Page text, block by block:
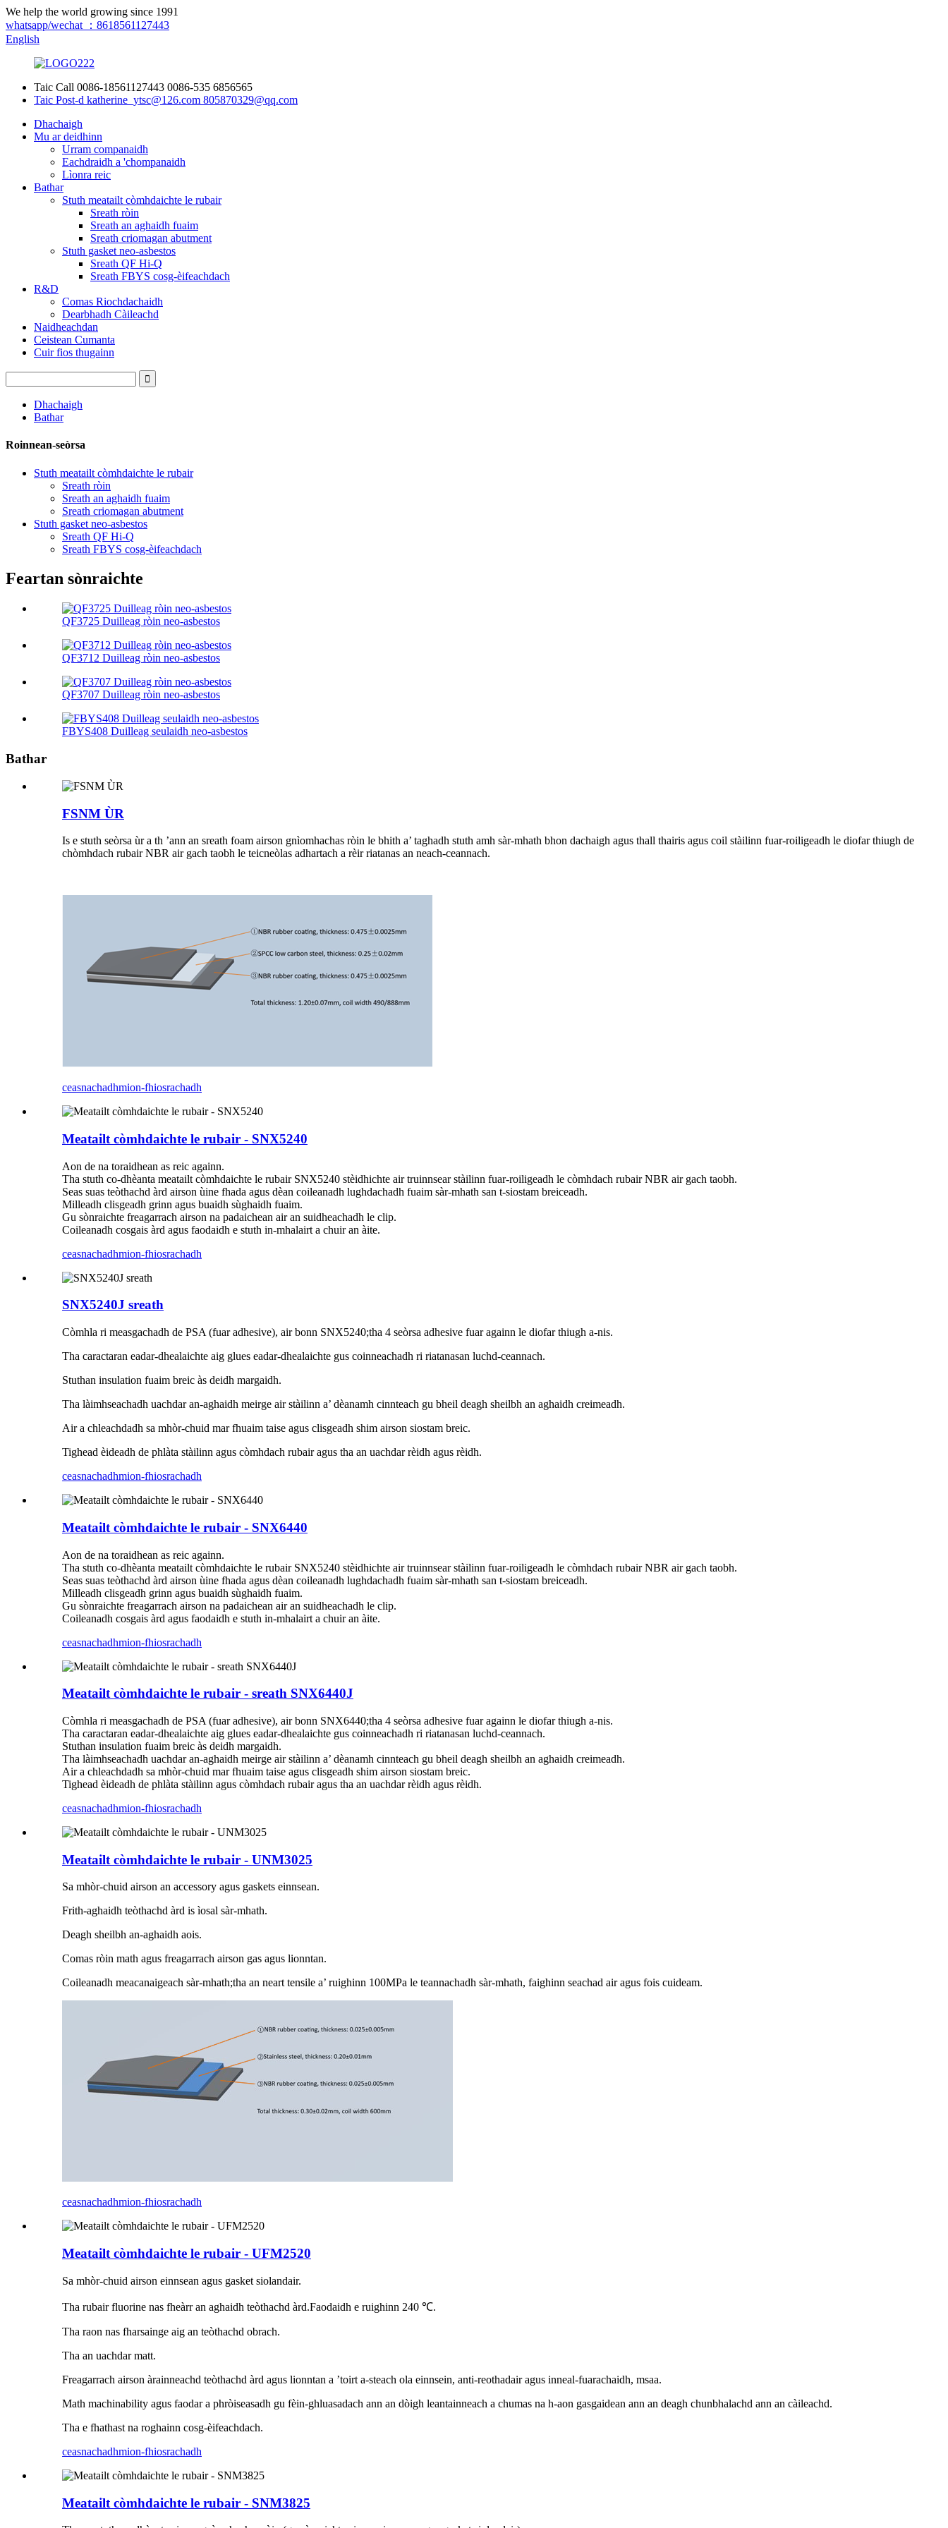
We help the world growing since 1991
whatsapp/wechat ：8618561127443
English
Taic Call 0086-18561127443 0086-535 6856565
Taic Post-d katherine_ytsc@126.com 805870329@qq.com
Dhachaigh
Mu ar deidhinn
Urram companaidh
Eachdraidh a 'chompanaidh
Lìonra reic
Bathar
Stuth meatailt còmhdaichte le rubair
Sreath ròin
Sreath an aghaidh fuaim
Sreath criomagan abutment
Stuth gasket neo-asbestos
Sreath QF Hi-Q
Sreath FBYS cosg-èifeachdach
R&D
Comas Riochdachaidh
Dearbhadh Càileachd
Naidheachdan
Ceistean Cumanta
Cuir fios thugainn
Dhachaigh
Bathar
Roinnean-seòrsa
Stuth meatailt còmhdaichte le rubair
Sreath ròin
Sreath an aghaidh fuaim
Sreath criomagan abutment
Stuth gasket neo-asbestos
Sreath QF Hi-Q
Sreath FBYS cosg-èifeachdach
Feartan sònraichte
QF3725 Duilleag ròin neo-asbestos
QF3712 Duilleag ròin neo-asbestos
QF3707 Duilleag ròin neo-asbestos
FBYS408 Duilleag seulaidh neo-asbestos
Bathar
FSNM ÙR
Is e stuth seòrsa ùr a th ’ann an sreath foam airson gnìomhachas ròin le bhith a’ taghadh stuth amh sàr-mhath bhon dachaigh agus thall thairis agus coil stàilinn fuar-roiligeadh le diofar thiugh de
chòmhdach rubair NBR air gach taobh le teicneòlas adhartach a rèir riatanas an neach-ceannach.
ceasnachadhmion-fhiosrachadh
Meatailt còmhdaichte le rubair - SNX5240
Aon de na toraidhean as reic againn.
Tha stuth co-dhèanta meatailt còmhdaichte le rubair SNX5240 stèidhichte air truinnsear stàilinn fuar-roiligeadh le còmhdach rubair NBR air gach taobh.
Seas suas teòthachd àrd airson ùine fhada agus dèan coileanadh lughdachadh fuaim sàr-mhath san t-siostam breiceadh.
Milleadh clisgeadh grinn agus buaidh sùghaidh fuaim.
Gu sònraichte freagarrach airson na padaichean air an suidheachadh le clip.
Coileanadh cosgais àrd agus faodaidh e stuth in-mhalairt a chuir an àite.
ceasnachadhmion-fhiosrachadh
SNX5240J sreath
Còmhla ri measgachadh de PSA (fuar adhesive), air bonn SNX5240;tha 4 seòrsa adhesive fuar againn le diofar thiugh a-nis.
Tha caractaran eadar-dhealaichte aig glues eadar-dhealaichte gus coinneachadh ri riatanasan luchd-ceannach.
Stuthan insulation fuaim breic às deidh margaidh.
Tha làimhseachadh uachdar an-aghaidh meirge air stàilinn a’ dèanamh cinnteach gu bheil deagh sheilbh an aghaidh creimeadh.
Air a chleachdadh sa mhòr-chuid mar fhuaim taise agus clisgeadh shim airson siostam breic.
Tighead èideadh de phlàta stàilinn agus còmhdach rubair agus tha an uachdar rèidh agus rèidh.
ceasnachadhmion-fhiosrachadh
Meatailt còmhdaichte le rubair - SNX6440
Aon de na toraidhean as reic againn.
Tha stuth co-dhèanta meatailt còmhdaichte le rubair SNX5240 stèidhichte air truinnsear stàilinn fuar-roiligeadh le còmhdach rubair NBR air gach taobh.
Seas suas teòthachd àrd airson ùine fhada agus dèan coileanadh lughdachadh fuaim sàr-mhath san t-siostam breiceadh.
Milleadh clisgeadh grinn agus buaidh sùghaidh fuaim.
Gu sònraichte freagarrach airson na padaichean air an suidheachadh le clip.
Coileanadh cosgais àrd agus faodaidh e stuth in-mhalairt a chuir an àite.
ceasnachadhmion-fhiosrachadh
Meatailt còmhdaichte le rubair - sreath SNX6440J
Còmhla ri measgachadh de PSA (fuar adhesive), air bonn SNX6440;tha 4 seòrsa adhesive fuar againn le diofar thiugh a-nis.
Tha caractaran eadar-dhealaichte aig glues eadar-dhealaichte gus coinneachadh ri riatanasan luchd-ceannach.
Stuthan insulation fuaim breic às deidh margaidh.
Tha làimhseachadh uachdar an-aghaidh meirge air stàilinn a’ dèanamh cinnteach gu bheil deagh sheilbh an aghaidh creimeadh.
Air a chleachdadh sa mhòr-chuid mar fhuaim taise agus clisgeadh shim airson siostam breic.
Tighead èideadh de phlàta stàilinn agus còmhdach rubair agus tha an uachdar rèidh agus rèidh.
ceasnachadhmion-fhiosrachadh
Meatailt còmhdaichte le rubair - UNM3025
Sa mhòr-chuid airson an accessory agus gaskets einnsean.
Frith-aghaidh teòthachd àrd is ìosal sàr-mhath.
Deagh sheilbh an-aghaidh aois.
Comas ròin math agus freagarrach airson gas agus lionntan.
Coileanadh meacanaigeach sàr-mhath;tha an neart tensile a’ ruighinn 100MPa le teannachadh sàr-mhath, faighinn seachad air agus fois cuideam.
ceasnachadhmion-fhiosrachadh
Meatailt còmhdaichte le rubair - UFM2520
Sa mhòr-chuid airson einnsean agus gasket siolandair.
Tha rubair fluorine nas fheàrr an aghaidh teòthachd àrd.Faodaidh e ruighinn 240 ℃.
Tha raon nas fharsainge aig an teòthachd obrach.
Tha an uachdar matt.
Freagarrach airson àrainneachd teòthachd àrd agus lionntan a ’toirt a-steach ola einnsein, anti-reothadair agus inneal-fuarachaidh, msaa.
Math machinability agus faodar a phròiseasadh gu fèin-ghluasadach ann an dòigh leantainneach a chumas na h-aon gasgaidean ann an deagh chunbhalachd ann an càileachd.
Tha e fhathast na roghainn cosg-èifeachdach.
ceasnachadhmion-fhiosrachadh
Meatailt còmhdaichte le rubair - SNM3825